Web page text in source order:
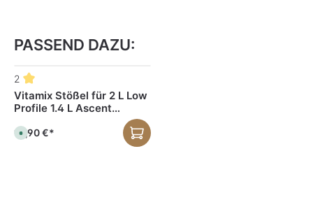
PASSEND DAZU:
Produktgalerie überspringen
Vitamix Stößel für 2 L Low
Profile 1.4 L Ascent
2
S
o
16,90 €*